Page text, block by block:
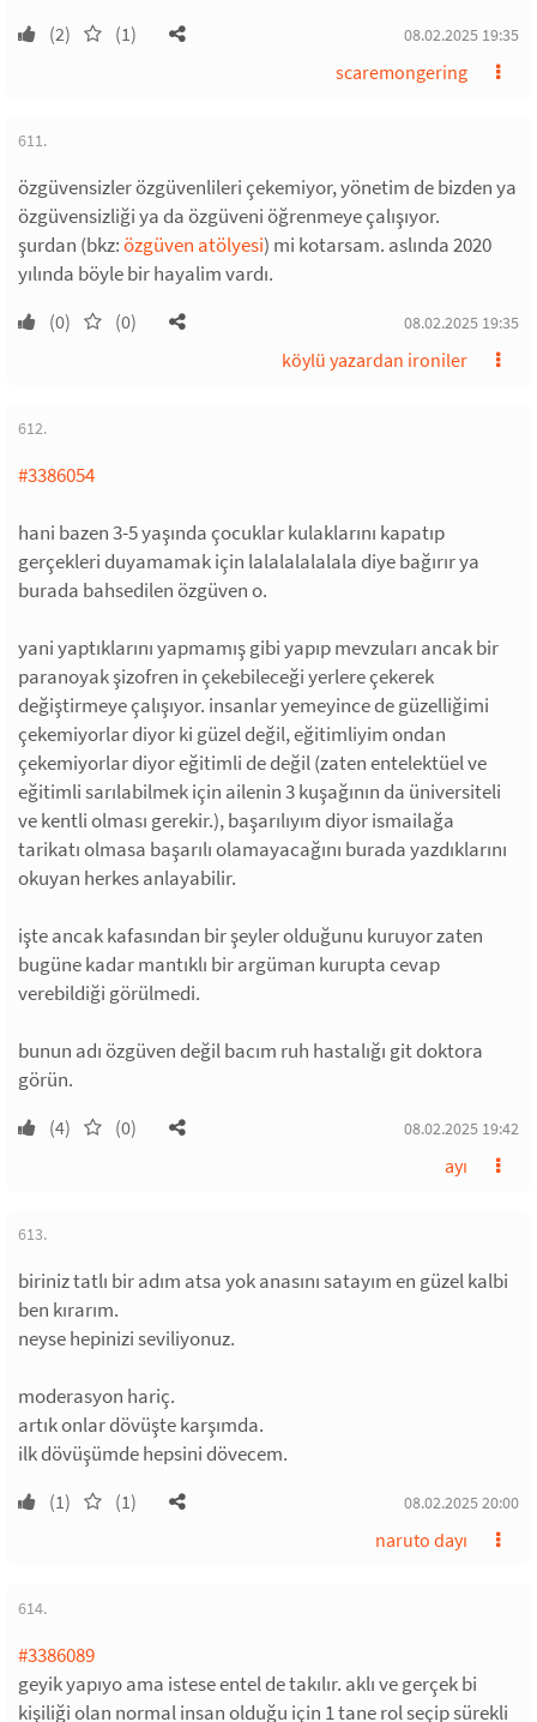
(2) (1) 08.02.2025 19:35
scaremongering
611.
özgüvensizler özgüvenlileri çekemiyor, yönetim de bizden ya
özgüvensizliği ya da özgüveni öğrenmeye çalışıyor.
şurdan (bkz:özgüven atölyesi) mi kotarsam. aslında 2020
yılında böyle bir hayalim vardı.
(0) (0) 08.02.2025 19:35
köylü yazardan ironiler
612.
#3386054
hani bazen 3-5 yaşında çocuklar kulaklarını kapatıp
gerçekleri duyamamak için lalalalalalala diye bağırır ya
burada bahsedilen özgüven o.
yani yaptıklarını yapmamış gibi yapıp mevzuları ancak bir
paranoyak şizofren in çekebileceği yerlere çekerek
değiştirmeye çalışıyor. insanlar yemeyince de güzelliğimi
çekemiyorlar diyor ki güzel değil, eğitimliyim ondan
çekemiyorlar diyor eğitimli de değil (zaten entelektüel ve
eğitimli sarılabilmek için ailenin 3 kuşağının da üniversiteli
ve kentli olması gerekir.), başarılıyım diyor ismailağa
tarikatı olmasa başarılı olamayacağını burada yazdıklarını
okuyan herkes anlayabilir.
işte ancak kafasından bir şeyler olduğunu kuruyor zaten
bugüne kadar mantıklı bir argüman kurupta cevap
verebildiği görülmedi.
bunun adı özgüven değil bacım ruh hastalığı git doktora
görün.
(4) (0) 08.02.2025 19:42
ayı
613.
biriniz tatlı bir adım atsa yok anasını satayım en güzel kalbi
ben kırarım.
neyse hepinizi seviliyonuz.
moderasyon hariç.
artık onlar dövüşte karşımda.
ilk dövüşümde hepsini dövecem.
(1) (1) 08.02.2025 20:00
naruto dayı
614.
#3386089
geyik yapıyo ama istese entel de takılır. aklı ve gerçek bi
kişiliği olan normal insan olduğu için 1 tane rol seçip sürekli